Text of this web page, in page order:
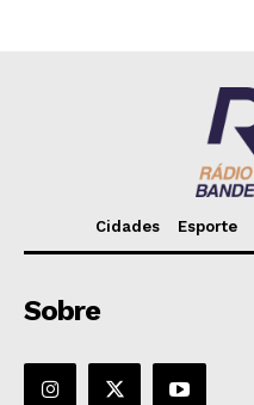
Cidades Esporte
Sobre